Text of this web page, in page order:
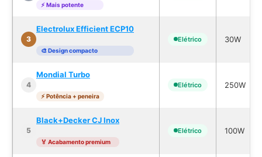
⚡ Mais potente
3
Electrolux Efficient ECP10
🎨 Design compacto
Elétrico 30W
4
Mondial Turbo
⚡ Potência + peneira
Elétrico 250W
5
Black+Decker CJ Inox
🏅 Acabamento premium
Elétrico 100W